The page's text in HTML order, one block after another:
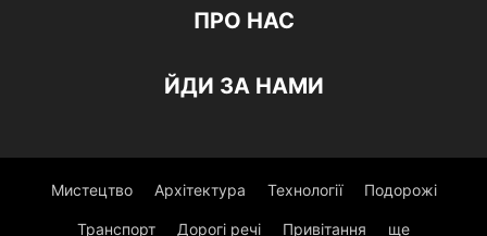
ПРО НАС
ЙДИ ЗА НАМИ
Мистецтво Архітектура Технології Подорожі
Транспорт Дорогі речі Привітання ще